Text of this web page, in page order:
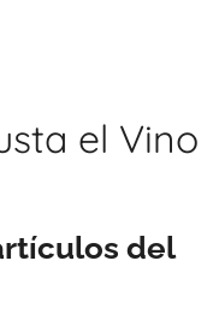
el Vino
del